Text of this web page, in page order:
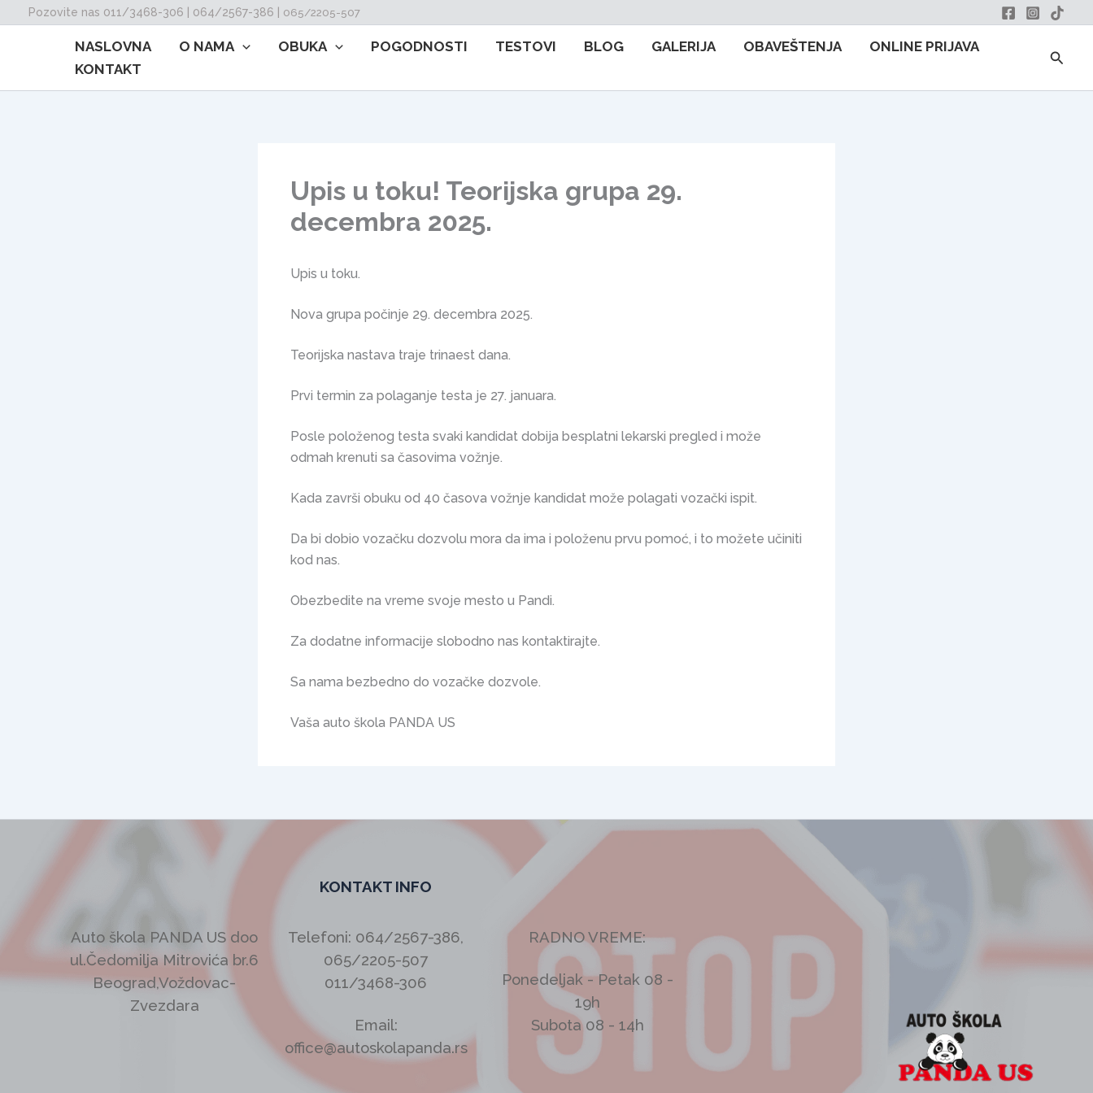
to
Pozovite nas 011/3468-306 | 064/2567-386 | 065/2205-507
NASLOVNA O NAMA OBUKA POGODNOSTI TESTOVI BLOG GALERIJA OBAVEŠTENJA
ONLINE PRIJAVA
KONTAKT
Upis u toku! Teorijska grupa 29.
decembra 2025.
Upis u toku.
Nova grupa počinje 29. decembra 2025.
Teorijska nastava traje trinaest dana.
Prvi termin za polaganje testa je 27. januara.
Posle položenog testa svaki kandidat dobija besplatni lekarski pregled i može
odmah krenuti sa časovima vožnje.
Kada završi obuku od 40 časova vožnje kandidat može polagati vozački ispit.
Da bi dobio vozačku dozvolu mora da ima i položenu prvu pomoć, i to možete učiniti
kod nas.
Obezbedite na vreme svoje mesto u Pandi.
Za dodatne informacije slobodno nas kontaktirajte.
Sa nama bezbedno do vozačke dozvole.
Vaša auto škola PANDA US
KONTAKT INFO
Auto škola PANDA US doo
ul.Čedomilja Mitrovića br.6
Beograd,Voždovac-
Zvezdara
Telefoni: 064/2567-386,
065/2205-507
011/3468-306
Email:
office@autoskolapanda.rs
RADNO VREME:
Ponedeljak - Petak 08 -
19h
Subota 08 - 14h